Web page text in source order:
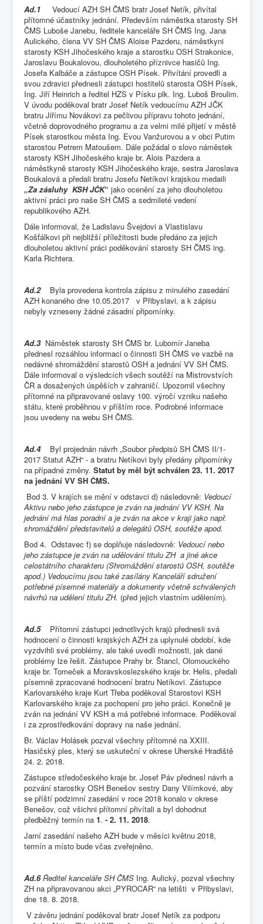
Ad.1 Vedoucí AZH SH ČMS bratr Josef Netík, přivítal
přítomné účastníky jednání. Především náměstka starosty SH
ČMS Luboše Janebu, ředitele kanceláře SH ČMS Ing. Jana
Aulického, člena VV SH ČMS Aloise Pazderu, náměstkyni
starosty KSH Jihočeského kraje a starostku OSH Strakonice,
Jaroslavu Boukalovou, dlouholetého příznivce hasičů Ing.
Josefa Kalbáče a zástupce OSH Písek. Přivítání provedli a
svou zdravici přednesli zástupci hostitelů starosta OSH Písek,
Ing. Jiří Heinrich a ředitel HZS v Písku plk. Ing. Luboš Broulim.
V úvodu poděkoval bratr Josef Netík vedoucímu AZH JČK
bratru Jiřímu Novákovi za pečlivou přípravu tohoto jednání,
včetně doprovodného programu a za velmi milé přijetí v městě
Písek starostkou města Ing. Evou Vanžurovou a v obci Putim
starostou Petrem Matoušem. Dále požádal o slovo náměstek
starosty KSH Jihočeského kraje br. Alois Pazdera a
náměstkyně starosty KSH Jihočeského kraje, sestra Jaroslava
Boukalová a předali bratru Josefu Netíkovi krajskou medaili
„Za zásluhy KSH JČK“ jako ocenění za jeho dlouholetou
aktivní práci pro naše SH ČMS a sedmileté vedení
republikového AZH.
Dále informoval, že Ladislavu Švejdovi a Vlastislavu
Košťálkovi při nejbližší příležitosti bude předáno za jejich
dlouholetou aktivní práci poděkování starosty SH ČMS ing.
Karla Richtera.
Ad.2Byla provedena kontrola zápisu z minulého zasedání
AZH konaného dne 10.05.2017 v Přibyslavi, a k zápisu
nebyly vzneseny žádné zásadní připomínky.
Ad.3 Náměstek starosty SH ČMS br. Lubomír Janeba
přednesl rozsáhlou informaci o činnosti SH ČMS ve vazbě na
nedávné shromáždění starostů OSH a jednání VV SH ČMS.
Dále informoval o výsledcích všech soutěží na Mistrovstvích
ČR a dosažených úspěších v zahraničí. Upozornil všechny
přítomné na připravované oslavy 100. výročí vzniku našeho
státu, které proběhnou v příštím roce. Podrobné informace
jsou uvedeny na webu SH ČMS.
Ad.4Byl projednán návrh „Soubor předpisů SH ČMS II/1-
2017 Statut AZH“ - a bratru Netíkovi byly předány připomínky
na případné změny. Statut by měl být schválen 23. 11. 2017
na jednání VV SH ČMS.
Bod 3. V krajích se mění v odstavci d) následovně: Vedoucí
Aktivu nebo jeho zástupce je zván na jednání VV KSH. Na
jednání má hlas poradní a je zván na akce v kraji jako např.
shromáždění představitelů a delegátů OSH, soutěže apod.
Bod 4. Odstavec f) se doplňuje následovně: Vedoucí nebo
jeho zástupce je zván na udělování titulu ZH a jiné akce
celostátního charakteru (Shromáždění starostů OSH, soutěže
apod.) Vedoucímu jsou také zasílány Kanceláří sdružení
potřebné písemné materiály a dokumenty včetně schválených
návrhů na udělení titulu ZH. (před jejich vlastním udělením).
Ad.5Přítomní zástupci jednotlivých krajů přednesli svá
hodnocení o činnosti krajských AZH za uplynulé období, kde
vyzdvihli své problémy, ale také uvedli možnosti, jak dané
problémy lze řešit. Zástupce Prahy br. Štancl, Olomouckého
kraje br. Tomeček a Moravskoslezského kraje br. Helis, předali
písemně zpracované hodnocení bratru Netíkovi. Zástupce
Karlovarského kraje Kurt Třeba poděkoval Starostovi KSH
Karlovarského kraje za pochopení pro jeho práci. Konečně je
zván na jednání VV KSH a má potřebné informace. Poděkoval
i za zprostředkování dopravy na naše jednání.
Br. Václav Holásek pozval všechny přítomné na XXIII.
Hasičský ples, který se uskuteční v okrese Uherské Hradiště
24. 2. 2018.
Zástupce středočeského kraje br. Josef Páv přednesl návrh a
pozvání starostky OSH Benešov sestry Dany Vilímkové, aby
se příští podzimní zasedání v roce 2018 konalo v okrese
Benešov, což všichni přítomní přivítali a byl dohodnut
předběžný termín na 1. - 2. 11. 2018.
Jarní zasedání našeho AZH bude v měsíci květnu 2018,
termín a místo bude včas zveřejněno.
Ad.6Ředitel kanceláře SH ČMS Ing. Aulický, pozval všechny
ZH na připravovanou akci „PYROCAR“ na letišti v Přibyslavi,
dne 18. 8. 2018.
V závěru jednání poděkoval bratr Josef Netík za podporu